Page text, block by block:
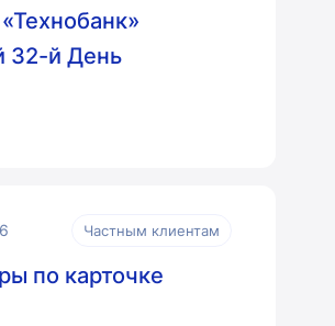
32-й День
Частным клиентам
по карточке